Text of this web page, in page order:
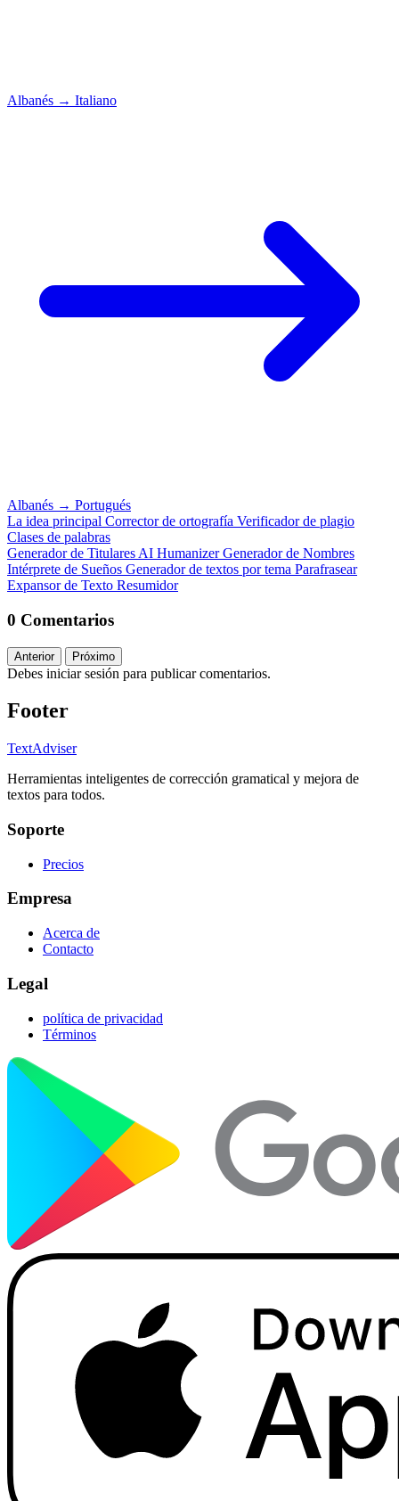
Albanés → Italiano
Albanés → Portugués
La idea principal Corrector de ortografía Verificador de plagio
Clases de palabras
Generador de Titulares AI HumanizerGenerador de Nombres
Intérprete de Sueños Generador de textos por tema Parafrasear
Expansor de Texto Resumidor
0 Comentarios
Anterior Próximo
Debes iniciar sesión para publicar comentarios.
Footer
TextAdviser
Herramientas inteligentes de corrección gramatical y mejora de
textos para todos.
Soporte
Precios
Empresa
Acerca de
Contacto
Legal
política de privacidad
Términos